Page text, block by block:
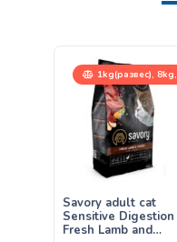
1kg(развес), 8kg,
400g, 2kg
Savory adult cat
Sensitive Digestion
Fresh Lamb and